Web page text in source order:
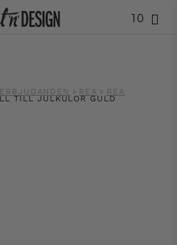
10
REA REA
TILL JULKULOR GULD